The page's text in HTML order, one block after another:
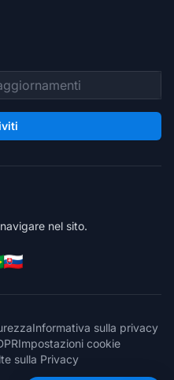
nel sito.
Informativa sulla privacy
Impostazioni cookie
sulla Privacy